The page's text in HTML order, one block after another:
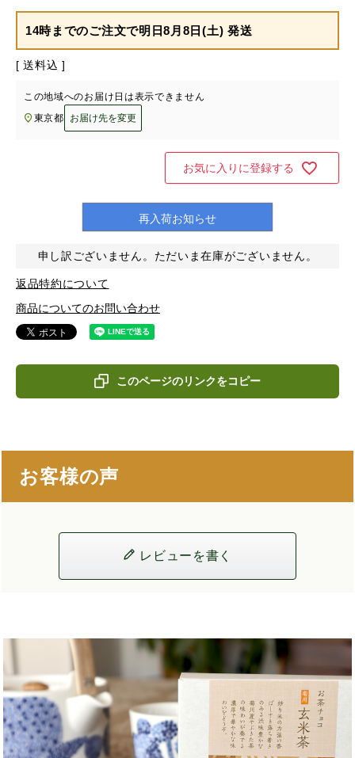
14時までのご注文で明日8月8日(土) 発送
送料込
この地域へのお届け日は表示できません
東京都
お届け先を変更
お気に入りに登録する
再入荷お知らせ
申し訳ございません。ただいま在庫がございません。
返品特約について
商品についてのお問い合わせ
このページのリンクをコピー
お客様の声
レビューを書く